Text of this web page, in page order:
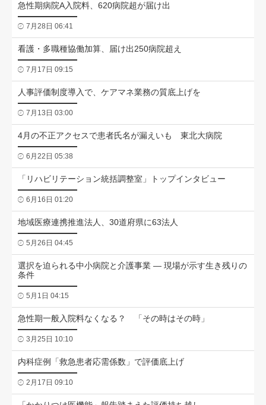
急性期病院A入院料、620病院超が届け出
7月28日 06:41
看護・多職種協働加算、届け出250病院超え
7月17日 09:15
人事評価制度導入で、ケアマネ業務の質底上げを
7月13日 03:00
4月の不正アクセスで患者氏名が漏えいも 東北大病院
6月22日 05:38
「リハビリテーション統括調整室」トップインタビュー
6月16日 01:20
地域医療連携推進法人、30道府県に63法人
5月26日 04:45
選択を迫られる中小病院と介護事業 ― 現場が示す生き残りの
条件
5月1日 04:15
急性期一般入院料なくなる？ 「その時はその時」
3月25日 10:10
内科症例「救急患者応需係数」で評価底上げ
2月17日 09:10